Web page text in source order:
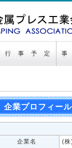
行 事 予 定 事
企業プロフィール
企業名
(株